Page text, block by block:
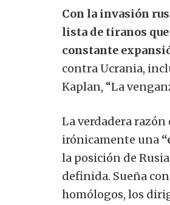
Con la invasión
lista de tiranos
constante
contra Ucrania,
Kaplan, “La
La verdadera
irónicamente una
la posición de
definida. Sueña
homólogos, los